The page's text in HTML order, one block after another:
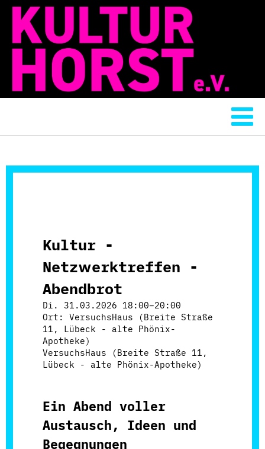
Kultur -
Netzwerktreffen -
Abendbrot
Di. 31.03.2026 18:00–20:00
Ort: VersuchsHaus (Breite Straße
11, Lübeck - alte Phönix-
Apotheke)
VersuchsHaus (Breite Straße 11,
Lübeck - alte Phönix-Apotheke)
Ein Abend voller
Austausch, Ideen und
Begegnungen